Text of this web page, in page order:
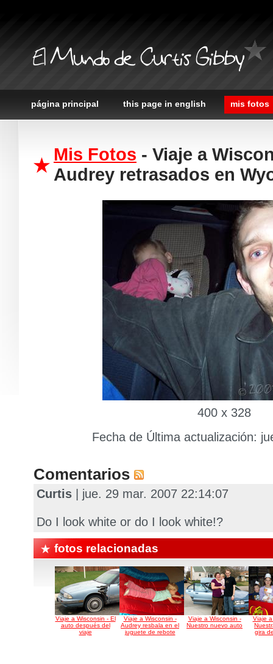
El Mundo de Curtis Gibby
página principal this page in english mis fotos
Mis Fotos - Viaje a
Audrey retrasados en
400 x 328
Fecha de Última actualización:
Comentarios
Curtis | jue. 29 mar. 2007 22:14:07
Do I look white or do I look white!?
fotos relacionadas
Viaje a Wisconsin - El
auto después del
viaje
Viaje a Wisconsin -
Audrey resbala en el
juguete de rebote
Viaje a Wisconsin -
Nuestro nuevo auto
Viaje
gira